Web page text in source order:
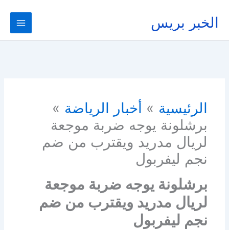
المحتوى
الخبر بريس
الرئيسية
أخبار الرياضة
برشلونة يوجه ضربة موجعة
لريال مدريد ويقترب من ضم
نجم ليفربول
برشلونة يوجه ضربة موجعة
لريال مدريد ويقترب من ضم
نجم ليفربول